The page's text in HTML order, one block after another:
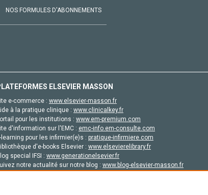
NOS FORMULES D'ABONNEMENTS
ELSEVIER MASSON
e-commerce : www.elsevier-masson.fr
à la pratique clinique : www.clinicalkey.fr
pour les institutions : www.em-premium.com
d'information sur l'EMC : emc-info.em-consulte.com
learning pour les infirmier(e)s : pratique-infirmiere.com
d'e-books Elsevier : www.elsevierelibrary.fr
special IFSI : www.generationelsevier.fr
notre actualité sur notre blog : www.blog-elsevier-masson.fr